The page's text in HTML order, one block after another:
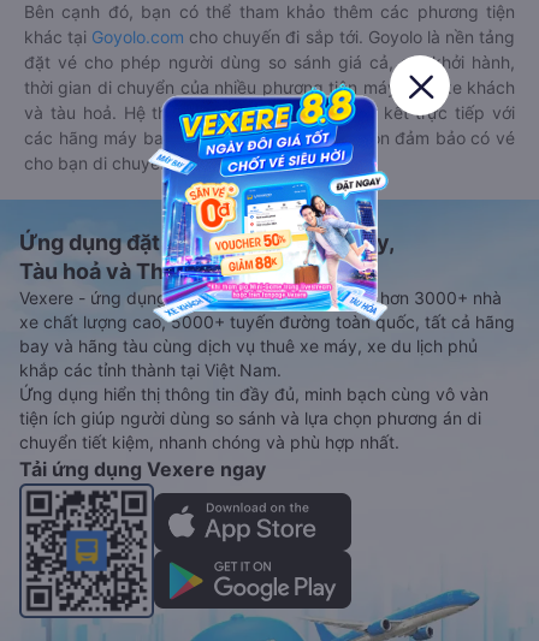
Bên cạnh đó, bạn có thể tham khảo thêm các phương tiện
khác tại Goyolo.com cho chuyến đi sắp tới. Goyolo là nền tảng
đặt vé cho phép người dùng so sánh giá cả, giờ khởi hành,
thời gian di chuyển của nhiều phương tiện máy bay, xe khách
và tàu hoả. Hệ thống của Goyolo được liên kết trực tiếp với
các hãng máy bay, xe khách và tàu hoả, luôn đảm bảo có vé
cho bạn di chuyển.
Ứng dụng đặt vé Xe khách, Máy bay,
Tàu hoả và Thuê xe
Vexere - ứng dụng đặt vé đa phương tiện với hơn 3000+ nhà
xe chất lượng cao, 5000+ tuyến đường toàn quốc, tất cả hãng
bay và hãng tàu cùng dịch vụ thuê xe máy, xe du lịch phủ
khắp các tỉnh thành tại Việt Nam.
Ứng dụng hiển thị thông tin đầy đủ, minh bạch cùng vô vàn
tiện ích giúp người dùng so sánh và lựa chọn phương án di
chuyển tiết kiệm, nhanh chóng và phù hợp nhất.
Tải ứng dụng Vexere ngay